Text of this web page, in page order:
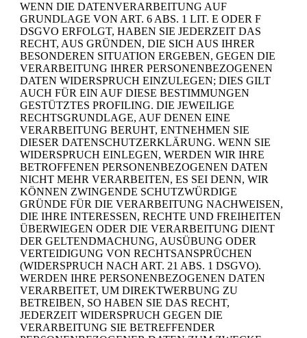
WENN DIE DATENVERARBEITUNG AUF
GRUNDLAGE VON ART. 6 ABS. 1 LIT. E ODER F
DSGVO ERFOLGT, HABEN SIE JEDERZEIT DAS
RECHT, AUS GRÜNDEN, DIE SICH AUS IHRER
BESONDEREN SITUATION ERGEBEN, GEGEN DIE
VERARBEITUNG IHRER PERSONENBEZOGENEN
DATEN WIDERSPRUCH EINZULEGEN; DIES GILT
AUCH FÜR EIN AUF DIESE BESTIMMUNGEN
GESTÜTZTES PROFILING. DIE JEWEILIGE
RECHTSGRUNDLAGE, AUF DENEN EINE
VERARBEITUNG BERUHT, ENTNEHMEN SIE
DIESER DATENSCHUTZERKLÄRUNG. WENN SIE
WIDERSPRUCH EINLEGEN, WERDEN WIR IHRE
BETROFFENEN PERSONENBEZOGENEN DATEN
NICHT MEHR VERARBEITEN, ES SEI DENN, WIR
KÖNNEN ZWINGENDE SCHUTZWÜRDIGE
GRÜNDE FÜR DIE VERARBEITUNG NACHWEISEN,
DIE IHRE INTERESSEN, RECHTE UND FREIHEITEN
ÜBERWIEGEN ODER DIE VERARBEITUNG DIENT
DER GELTENDMACHUNG, AUSÜBUNG ODER
VERTEIDIGUNG VON RECHTSANSPRÜCHEN
(WIDERSPRUCH NACH ART. 21 ABS. 1 DSGVO).
WERDEN IHRE PERSONENBEZOGENEN DATEN
VERARBEITET, UM DIREKTWERBUNG ZU
BETREIBEN, SO HABEN SIE DAS RECHT,
JEDERZEIT WIDERSPRUCH GEGEN DIE
VERARBEITUNG SIE BETREFFENDER